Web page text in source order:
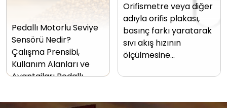
Pedallı Motorlu Seviye
Sensörü Nedir?
Çalışma Prensibi,
Kullanım Alanları ve
Avantajları Pedallı…
Orifismetre veya diğer
adıyla orifis plakası,
basınç farkı yaratarak
sıvı akış hızının
ölçülmesine…